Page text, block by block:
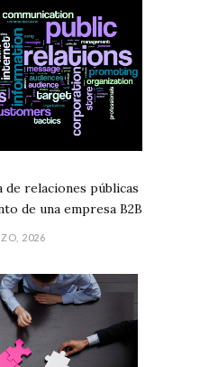
relaciones públicas
de una empresa B2B
2026